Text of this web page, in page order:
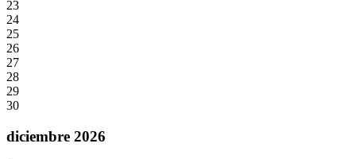
23
24
25
26
27
28
29
30
diciembre 2026